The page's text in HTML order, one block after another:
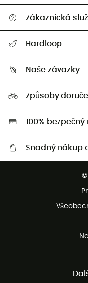
Zákaznická
Vrácení zboží a peněz
Hardloop
Naši Ambasadoři
Naše závazky
Second hand
HardGreen
Způsoby
100% bezpečný
Snadný nákup
Bezplatná zákaznická
©